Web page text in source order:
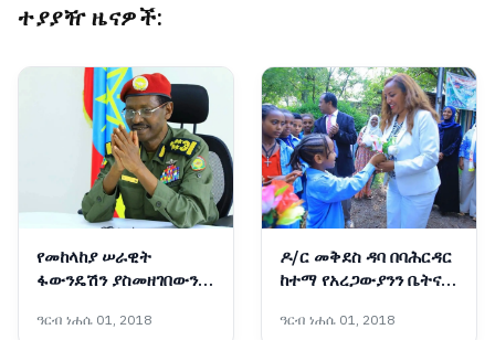
ተያያዥ ዜናዎች:
የመከላከያ ሠራዊት
ፋውንዴሽን ያስመዘገበውን
ፊልድ ማርሻል ብርሃኑ ጁላ
ዓርብ ነሐሴ 01, 2018
ዶ/ር መቅደስ ዳባ በባሕርዳር
ከተማ የአረጋውያንን ቤትና
አስጀመሩ
ዓርብ ነሐሴ 01, 2018